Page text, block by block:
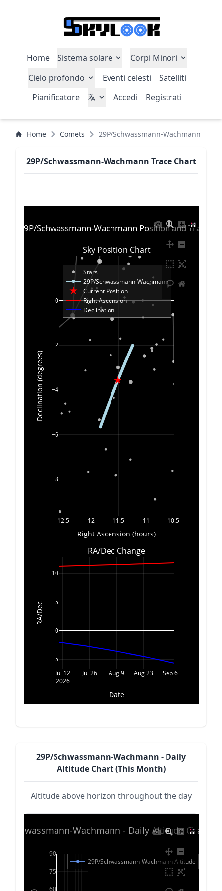
Home Sistema solare
Corpi Minori
Cielo profondo
Eventi celesti
Satelliti
Pianificatore
Accedi Registrati
Home Comets 29P/Schwassmann-Wachmann
29P/Schwassmann-Wachmann Trace Chart
12.5 12 11.5 11 10.5
−8
−6
−4
−2
0
Jul 12
2026
Jul 26 Aug 9 Aug 23 Sep 6
−5
0
5
10
Stars
29P/Schwassmann-Wachmann
Current Position
Right Ascension
Declination
29P/Schwassmann-Wachmann Position and Trace
Right Ascension (hours)
Date
Declination (degrees)
RA/Dec
Sky Position Chart
RA/Dec Change
29P/Schwassmann-Wachmann - Daily
Altitude Chart (This Month)
Altitude above horizon throughout the day
60
75
90
29P/Schwassmann-Wachmann Altitude
Schwassmann-Wachmann - Daily Altitude Chart